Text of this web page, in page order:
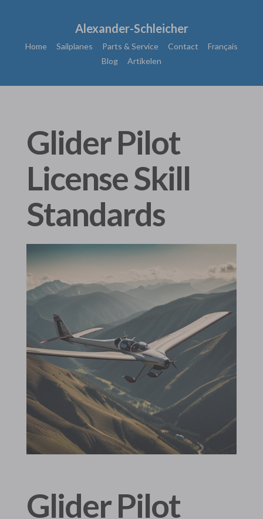
Alexander-Schleicher
Home Sailplanes Parts & Service Contact
Français
Blog
Artikelen
Glider Pilot
License Skill
Standards
Glider Pilot